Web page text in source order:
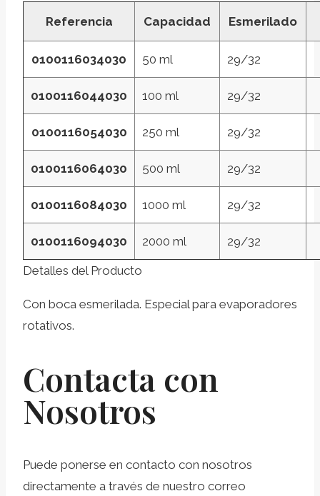
Referencia Capacidad Esmerilado
0100116034030 50 ml 29/32
0100116044030 100 ml 29/32
0100116054030 250 ml 29/32
0100116064030 500 ml 29/32
0100116084030 1000 ml 29/32
0100116094030 2000 ml 29/32
Detalles del Producto
Con boca esmerilada. Especial para evaporadores
rotativos.
Contacta con
Nosotros
Puede ponerse en contacto con nosotros
directamente a través de nuestro correo